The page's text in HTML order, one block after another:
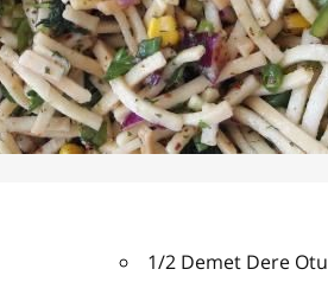
1/2 Demet Dere Otu